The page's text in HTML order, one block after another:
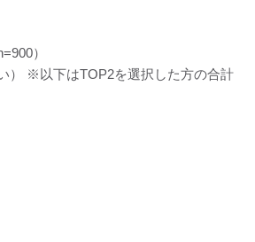
）
） ※以下はTOP2を選択した方の合計